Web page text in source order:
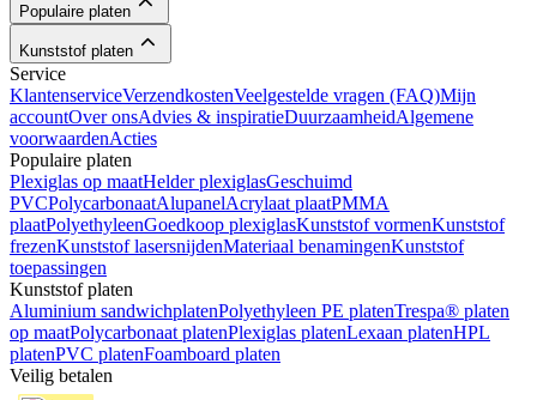
Populaire platen
Kunststof platen
Service
KlantenserviceVerzendkostenVeelgestelde vragen (FAQ)Mijn
accountOver onsAdvies & inspiratieDuurzaamheidAlgemene
voorwaardenActies
Populaire platen
Plexiglas op maatHelder plexiglasGeschuimd
PVCPolycarbonaatAlupanelAcrylaat plaatPMMA
plaatPolyethyleenGoedkoop plexiglasKunststof vormenKunststof
frezenKunststof lasersnijdenMateriaal benamingenKunststof
toepassingen
Kunststof platen
Aluminium sandwichplatenPolyethyleen PE platenTrespa® platen
op maatPolycarbonaat platenPlexiglas platenLexaan platenHPL
platenPVC platenFoamboard platen
Veilig betalen